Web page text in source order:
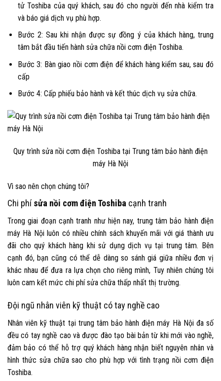
tử Toshiba của quý khách, sau đó cho người đến nhà kiểm tra
và báo giá dịch vụ phù hợp.
Bước 2: Sau khi nhận được sự đồng ý của khách hàng, trung
tâm bắt đầu tiến hành sửa chữa nồi cơm điện Toshiba.
Bước 3: Bàn giao nồi cơm điện để khách hàng kiểm sau, sau đó
cấp
Bước 4: Cấp phiếu bảo hành và kết thúc dịch vụ sửa chữa.
Quy trình sửa nồi cơm điện Toshiba tại Trung tâm bảo hành điện
máy Hà Nội
Vì sao nên chọn chúng tôi?
Chi phísửa nồi cơm điện Toshiba cạnh tranh
Trong giai đoạn cạnh tranh như hiện nay, trung tâm bảo hành điện
máy Hà Nội luôn có nhiều chính sách khuyến mãi với giá thành ưu
đãi cho quý khách hàng khi sử dụng dịch vụ tại trung tâm. Bên
cạnh đó, bạn cũng có thể dễ dàng so sánh giá giữa nhiều đơn vị
khác nhau để đưa ra lựa chọn cho riêng mình, Tuy nhiên chúng tôi
luôn cam kết mức chi phí sửa chữa thấp nhất thị trường.
Đội ngũ nhân viên kỹ thuật có tay nghề cao
Nhân viên kỹ thuật tại trung tâm bảo hành điện máy Hà Nội đa số
đều có tay nghề cao và được đào tạo bài bản từ khi mới vào nghề,
đảm bảo có thể hỗ trợ quý khách hàng nhận biết nguyên nhân và
hình thức sửa chữa sao cho phù hợp với tình trạng nồi cơm điện
Toshiba.